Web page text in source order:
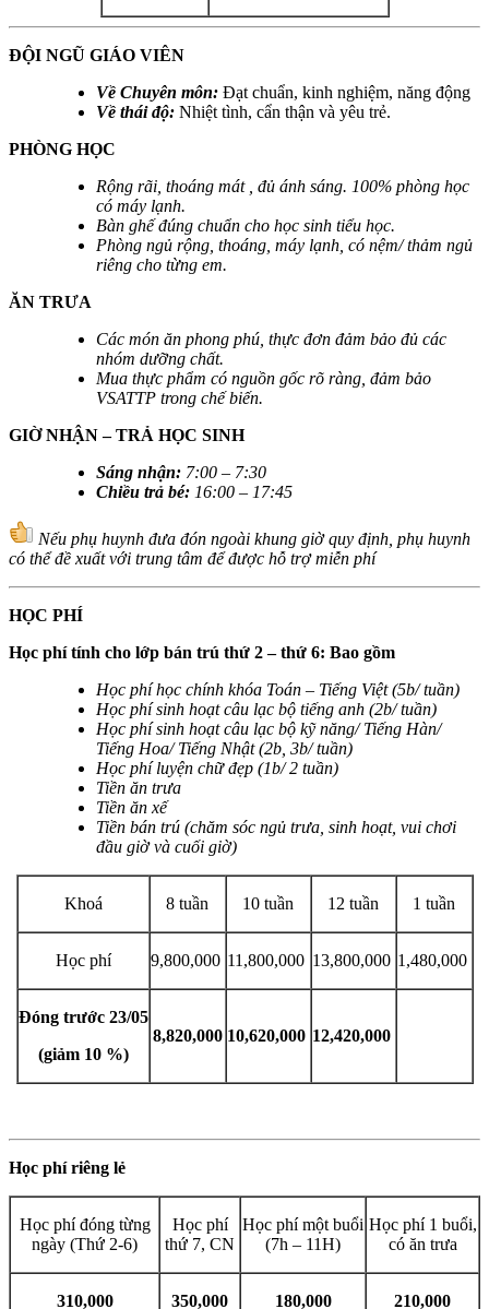
ĐỘI NGŨ GIÁO VIÊN
Về Chuyên môn: Đạt chuẩn, kinh nghiệm, năng động
Về thái độ: Nhiệt tình, cẩn thận và yêu trẻ.
PHÒNG HỌC
Rộng rãi, thoáng mát , đủ ánh sáng. 100% phòng học
có máy lạnh.
Bàn ghế đúng chuẩn cho học sinh tiểu học.
Phòng ngủ rộng, thoáng, máy lạnh, có nệm/ thảm ngủ
riêng cho từng em.
ĂN TRƯA
Các món ăn phong phú, thực đơn đảm bảo đủ các
nhóm dưỡng chất.
Mua thực phẩm có nguồn gốc rõ ràng, đảm bảo
VSATTP trong chế biến.
GIỜ NHẬN – TRẢ HỌC SINH
Sáng nhận: 7:00 – 7:30
Chiều trả bé: 16:00 – 17:45
Nếu phụ huynh đưa đón ngoài khung giờ quy định, phụ huynh
có thể đề xuất với trung tâm để được hỗ trợ miễn phí
HỌC PHÍ
Học phí tính cho lớp bán trú thứ 2 – thứ 6: Bao gồm
Học phí học chính khóa Toán – Tiếng Việt (5b/ tuần)
Học phí sinh hoạt câu lạc bộ tiếng anh (2b/ tuần)
Học phí sinh hoạt câu lạc bộ kỹ năng/ Tiếng Hàn/
Tiếng Hoa/ Tiếng Nhật (2b, 3b/ tuần)
Học phí luyện chữ đẹp (1b/ 2 tuần)
Tiền ăn trưa
Tiền ăn xế
Tiền bán trú (chăm sóc ngủ trưa, sinh hoạt, vui chơi
đầu giờ và cuối giờ)
Khoá 8 tuần 10 tuần 12 tuần 1 tuần
Học phí 9,800,000 11,800,000 13,800,000 1,480,000
Đóng trước 23/05
(giảm 10 %)
8,820,000 10,620,000 12,420,000
Học phí riêng lẻ
Học phí đóng từng
ngày (Thứ 2-6)
Học phí
thứ 7, CN
Học phí một buổi
(7h – 11H)
Học phí 1 buổi,
có ăn trưa
310,000 350,000 180,000 210,000